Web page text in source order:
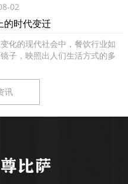
02
的时代变迁
化的现代社会中，餐饮行业如
子，映照出人们生活方式的多
讯